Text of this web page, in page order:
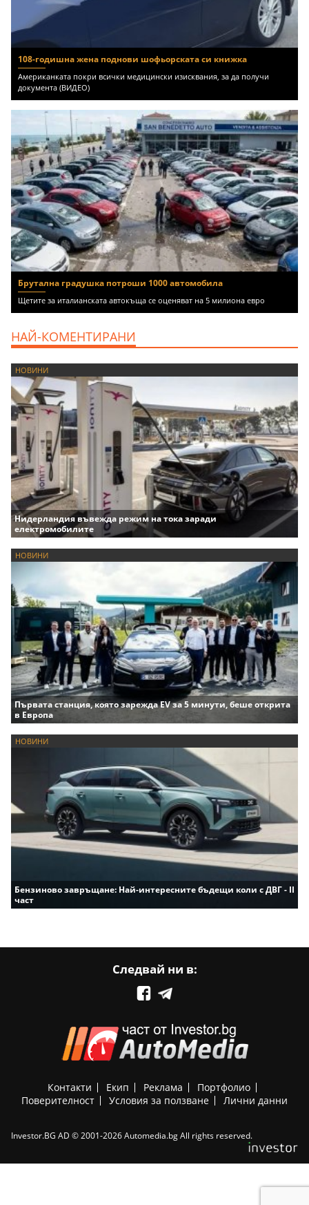
108-годишна жена поднови шофьорската си книжка
Американката покри всички медицински изисквания, за да получи
документа (ВИДЕО)
Брутална градушка потроши 1000 автомобила
Щетите за италианската автокъща се оценяват на 5 милиона евро
НАЙ-КОМЕНТИРАНИ
НОВИНИ
Нидерландия въвежда режим на тока заради
електромобилите
НОВИНИ
Първата станция, която зарежда EV за 5 минути, беше открита
в Европа
НОВИНИ
Бензиново завръщане: Най-интересните бъдещи коли с ДВГ - II
част
Следвай ни в:
Контакти Екип Реклама
Портфолио
Поверителност
Условия за ползване Лични данни
Investor.BG AD © 2001-2026 Automedia.bg All rights reserved.